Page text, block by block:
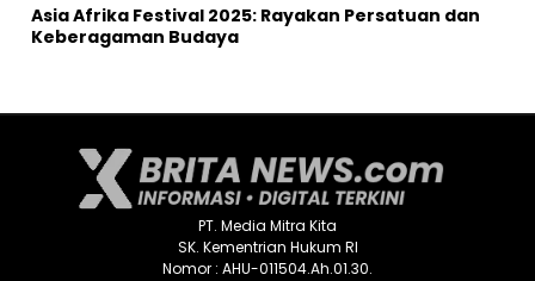
Asia Afrika Festival 2025: Rayakan Persatuan dan
Keberagaman Budaya
PT. Media Mitra Kita
SK. Kementrian Hukum RI
Nomor : AHU-011504.Ah.01.30.